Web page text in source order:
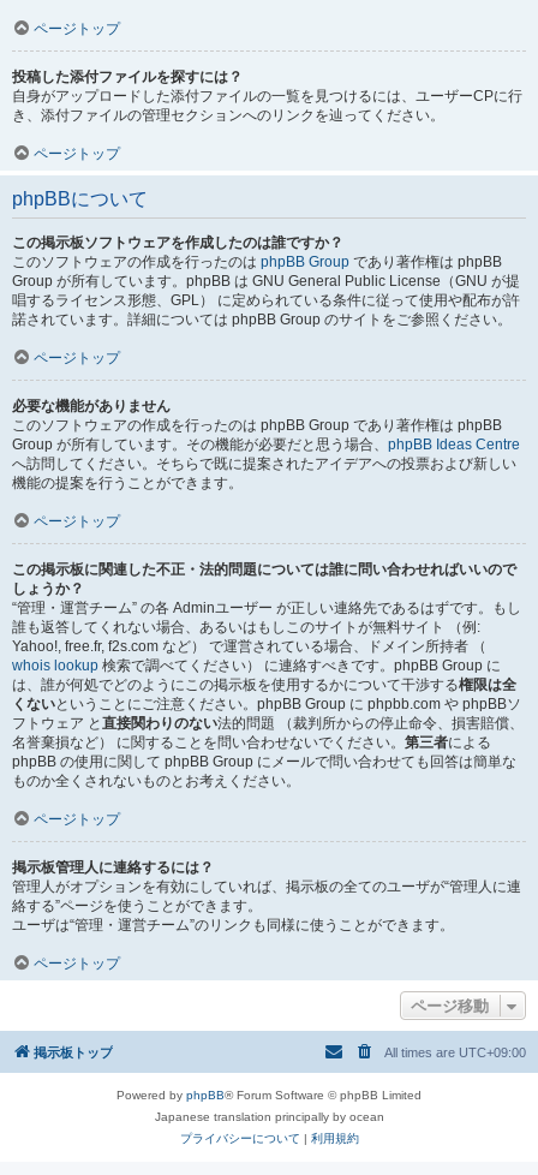
ページトップ
投稿した添付ファイルを探すには？
自身がアップロードした添付ファイルの一覧を見つけるには、ユーザーCPに行
き、添付ファイルの管理セクションへのリンクを辿ってください。
ページトップ
phpBBについて
この掲示板ソフトウェアを作成したのは誰ですか？
このソフトウェアの作成を行ったのは phpBB Group であり著作権は phpBB
Group が所有しています。phpBB は GNU General Public License（GNU が提
唱するライセンス形態、GPL） に定められている条件に従って使用や配布が許
諾されています。詳細については phpBB Group のサイトをご参照ください。
ページトップ
必要な機能がありません
このソフトウェアの作成を行ったのは phpBB Group であり著作権は phpBB
Group が所有しています。その機能が必要だと思う場合、 phpBB Ideas Centre
へ訪問してください。そちらで既に提案されたアイデアへの投票および新しい
機能の提案を行うことができます。
ページトップ
この掲示板に関連した不正・法的問題については誰に問い合わせればいいので
しょうか？
“管理・運営チーム” の各 Adminユーザー が正しい連絡先であるはずです。もし
誰も返答してくれない場合、あるいはもしこのサイトが無料サイト （例:
Yahoo!, free.fr, f2s.com など） で運営されている場合、ドメイン所持者 （
whois lookup 検索で調べてください） に連絡すべきです。phpBB Group に
は、誰が何処でどのようにこの掲示板を使用するかについて干渉する権限は全
くないということにご注意ください。phpBB Group に phpbb.com や phpBBソ
フトウェア と 直接関わりのない法的問題 （裁判所からの停止命令、損害賠償、
名誉棄損など） に関することを問い合わせないでください。 第三者による
phpBB の使用に関して phpBB Group にメールで問い合わせても回答は簡単な
ものか全くされないものとお考えください。
ページトップ
掲示板管理人に連絡するには？
管理人がオプションを有効にしていれば、掲示板の全てのユーザが“管理人に連
絡する”ページを使うことができます。
ユーザは“管理・運営チーム”のリンクも同様に使うことができます。
ページトップ
ページ移動
掲示板トップ All times are UTC+09:00
Powered by phpBB® Forum Software © phpBB Limited
Japanese translation principally by ocean
プライバシーについて | 利用規約